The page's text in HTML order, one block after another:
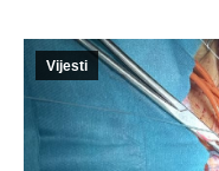
Vijesti